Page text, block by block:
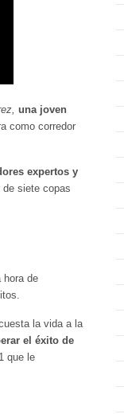
una joven
como corredor
expertos y
siete copas
hora de
la vida a la
el éxito de
que le